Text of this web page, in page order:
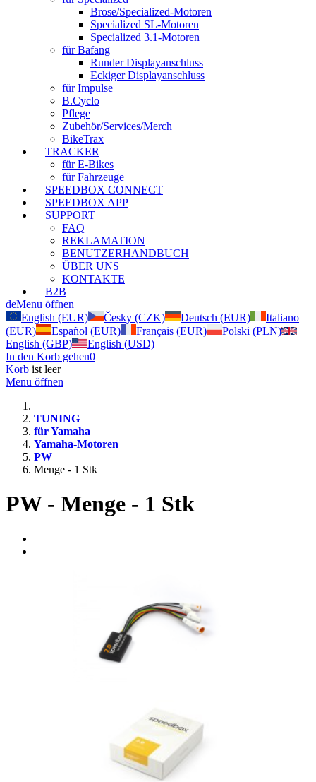
Brose/Specialized-Motoren
Specialized SL-Motoren
Specialized 3.1-Motoren
für Bafang
Runder Displayanschluss
Eckiger Displayanschluss
für Impulse
B.Cyclo
Pflege
Zubehör/Services/Merch
BikeTrax
TRACKER
für E-Bikes
für Fahrzeuge
SPEEDBOX CONNECT
SPEEDBOX APP
SUPPORT
FAQ
REKLAMATION
BENUTZERHANDBUCH
ÜBER UNS
KONTAKTE
B2B
deMenu öffnen
English (EUR)
Česky (CZK) Deutsch (EUR)
Italiano
(EUR)
Español (EUR) Français (EUR)
Polski (PLN)
English (GBP)
English (USD)
In den Korb gehen0
Korb ist leer
Menu öffnen
TUNING
für Yamaha
Yamaha-Motoren
PW
Menge - 1 Stk
PW - Menge - 1 Stk